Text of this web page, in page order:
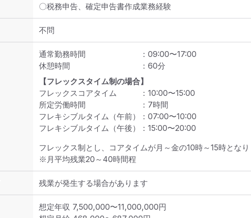
〇税務申告、確定申告書作成業務経験
不問
通常勤務時間 ： 09:00〜17:00
休憩時間
： 60分
【フレックスタイム制の場合】
フレックスコアタイム
： 10:00〜15:00
所定労働時間
： 7時間
フレキシブルタイム（午前）
： 07:00〜10:00
フレキシブルタイム（午後）
： 15:00〜20:00
フレックス制とし、コアタイムが月～金の10時～15時とな
※月平均残業20～40時間程
残業が発生する場合があります
想定年収 7,500,000〜11,000,000円